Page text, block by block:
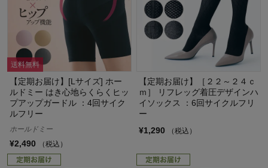
送料無料
【定期お届け】[Lサイズ] ホー
ルドミー はき心地らくらくヒッ
プアップガードル ：4回サイク
ルフリー
ホールドミー
¥2,490 （税込）
【定期お届け】［２２～２４ｃ
ｍ］ リフレッグ着圧デザインハ
イソックス ：6回サイクルフリ
ー
¥1,290
（税込）